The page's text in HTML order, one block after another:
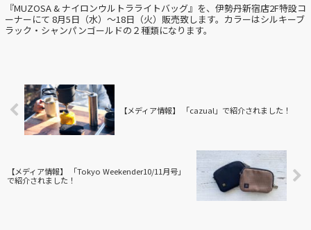
『MUZOSA & ナイロンウルトラライトバッグ』を、伊勢丹新宿店2F特設コ
ーナーにて 8月5日（水）〜18日（火）販売致します。カラーはシルキーブ
ラック・シャンパンゴールドの２種類になります。
【メディア情報】 「cazual」で紹介されました！
【メディア情報】 「Tokyo Weekender10/11月号」
で紹介されました！